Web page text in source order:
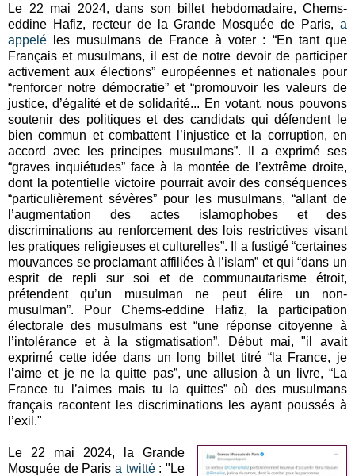
Le 22 mai 2024, dans son billet hebdomadaire, Chems-
eddine Hafiz, recteur de la Grande Mosquée de Paris, a
appelé les musulmans de France à voter : “En tant que
Français et musulmans, il est de notre devoir de participer
activement aux élections” européennes et nationales pour
“renforcer notre démocratie” et “promouvoir les valeurs de
justice, d’égalité et de solidarité... En votant, nous pouvons
soutenir des politiques et des candidats qui défendent le
bien commun et combattent l’injustice et la corruption, en
accord avec les principes musulmans”. Il a exprimé ses
“graves inquiétudes” face à la montée de l’extrême droite,
dont la potentielle victoire pourrait avoir des conséquences
“particulièrement sévères” pour les musulmans, “allant de
l’augmentation des actes islamophobes et des
discriminations au renforcement des lois restrictives visant
les pratiques religieuses et culturelles”. Il a fustigé “certaines
mouvances se proclamant affiliées à l’islam” et qui “dans un
esprit de repli sur soi et de communautarisme étroit,
prétendent qu’un musulman ne peut élire un non-
musulman”. Pour Chems-eddine Hafiz, la participation
électorale des musulmans est “une réponse citoyenne à
l’intolérance et à la stigmatisation”. Début mai, "il avait
exprimé cette idée dans un long billet titré “la France, je
l’aime et je ne la quitte pas”, une allusion à un livre, “La
France tu l’aimes mais tu la quittes” où des musulmans
français racontent les discriminations les ayant poussés à
l’exil."
Le 22 mai 2024, la Grande
Mosquée de Parisa twitté: "Le